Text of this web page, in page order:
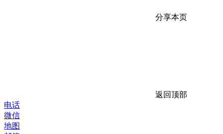
分享本页
返回顶部
电话
微信
地图